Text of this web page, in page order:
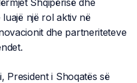
Shqipërisë dhe
një rol aktiv në
dhe partneriteteve
President i Shoqatës së